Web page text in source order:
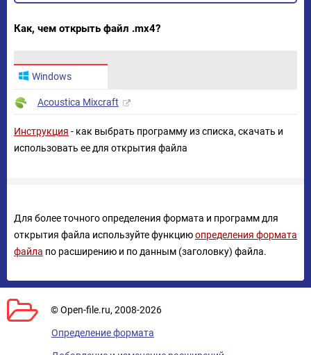
Как, чем открыть файл .mx4?
Windows
Acoustica Mixcraft
Инструкция - как выбрать программу из списка, скачать и
использовать ее для открытия файла
Для более точного определения формата и программ для
открытия файла используйте функциюопределения формата
файла по расширению и по данным (заголовку) файла.
© Open-file.ru, 2008-2026
Определение формата